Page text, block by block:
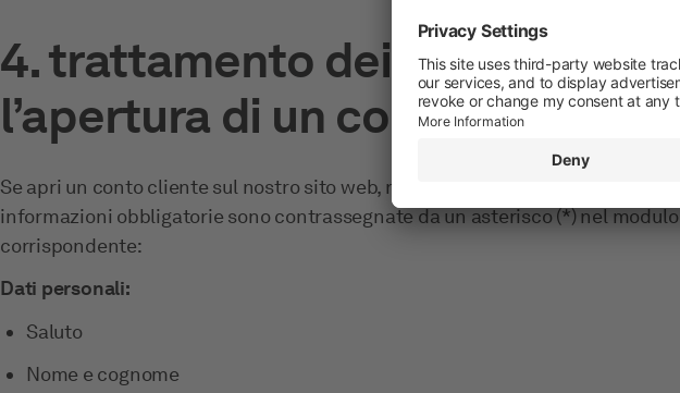
4. trattamento dei dati per
l’apertura di un conto cliente
Se apri un conto cliente sul nostro sito web, raccogliamo i seguenti dati, le cui
informazioni obbligatorie sono contrassegnate da un asterisco (*) nel modulo
corrispondente:
Dati personali:
Saluto
Nome e cognome